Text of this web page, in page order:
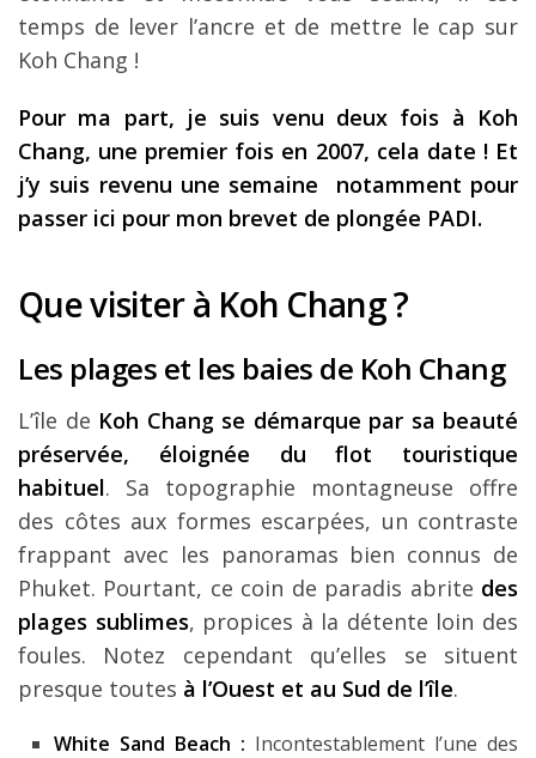
temps de lever l’ancre et de mettre le cap sur
Koh Chang !
Pour ma part, je suis venu deux fois à Koh
Chang, une premier fois en 2007, cela date ! Et
j’y suis revenu une semaine notamment pour
passer ici pour mon brevet de plongée PADI.
Que visiter à Koh Chang ?
Les plages et les baies de Koh Chang
L’île de Koh Chang se démarque par sa beauté
préservée, éloignée du flot touristique
habituel. Sa topographie montagneuse offre
des côtes aux formes escarpées, un contraste
frappant avec les panoramas bien connus de
Phuket. Pourtant, ce coin de paradis abrite des
plages sublimes, propices à la détente loin des
foules. Notez cependant qu’elles se situent
presque toutes à l’Ouest et au Sud de l’île.
White Sand Beach : Incontestablement l’une des